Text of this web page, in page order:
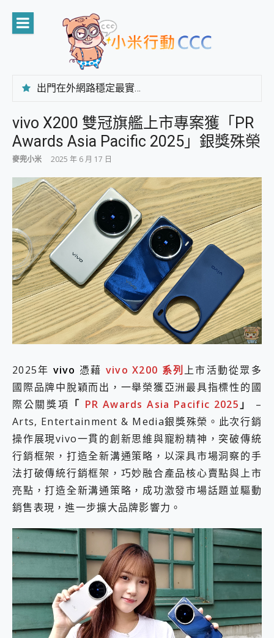
content
出門在外網路穩定最實在 「台灣大哥大」榮獲 4G/5G 在線率全球 NO.3 全台第一與全台六冠王實測心得，走到哪順到哪！
CP 值天花板~ Bongcom BS5 足球君開箱~ 短焦投影機 3千元就能擁有！ 折扣碼在這～
專為 PC上的 XBOX和掌機設計的 FireCuda X1070 SSD 固態硬碟開箱 評測
台灣製攝影機在這裡，100%全無線設計 SpotCam Solo Eco 太陽能防水雲端攝影機 SpotCam Solo 3 2.5K高畫質戶外攝影機 開箱 評測
防窺黑科技 Galaxy S26 Ultra系列保護貼怎麼選？imos AR 低反光玻璃、藍寶石鏡頭貼與軍規防摔殼完整開箱評價
AI 支付 一錶搞定大小事 Xiaomi Watch 5 開箱 評測
超驚艷 讓人一眼就愛上 LENOVO 聯想 Yoga Book 9 14吋 AI輕薄筆電 開箱 評測
美到讓人超想擁有 moto pad 60 系列 與 Moto | Swarovski razr 60 冰藍限定版本 開箱 評測
好用的 EaseUS Partition Master 讓您輕鬆的移除與格式化有防寫保護的隨身碟或SD卡
一鍵修復模糊影片、舊照的 AI 好幫手! VideoProc Converter AI 新版全解析 × 年末優惠，一篇全看懂
小朋友才做選擇 投影機 RGB藍牙音響 氛圍情境燈 我通通都要！ Starfish 2 幻彩膠囊投影機｜結合「 智慧投影 & 煥彩流動 」的沈浸式生活新體驗
外型超吸晴~ 給您絕佳操控體驗 GravaStar Mercury K1 系列 異星機械鍵盤與 Mercury X 系列 輕量無線電競滑鼠 開箱 評測
開箱~變身「蜘蛛人」椅子軍師！MSI MPG 491CQP QD-OLED 超寬曲面電競螢幕，多工辦公、爽度滿滿的終極桌面體驗
iPhone 17 系列 有認證的防護來囉！ imos 首家導入 UL MCV 行銷宣告驗證的手機配件品牌
DJI Osmo Pocket 3 爽爽帶回家 歡慶 EaseUS 21 週年到來，「Slogan 海報徵稿活動」好康大放送
小巧好吸不擋鏡頭 有Qi2認證的 ONPRO MagReact MXs2 5000mAh薄型磁吸無線急速行動電源 開箱 評測
會走動的冷暖氣 SONY REON POCKET PRO 穿戴式智慧冷暖調溫裝置 開箱 評測
百倍變焦實測~ vivo X200 Pro 與 S25 Ultra 誰能滿足全場景拍攝需求？
超好用的 PLAUD NotePin AI 智慧錄音膠囊~ 您的AI 秘書已上線 每月免費送你 300分鐘轉寫
COMPUTEX 2025 來囉！AGI亞奇雷 AI・Gaming・創作儲存方案登場，趕快來AGI亞奇雷挑戰任務抽 PS5！
自帶線的 有線無線都能充 ONPRO MagReact M5 10000mAh 5合1 磁吸無線急速行動電源 開箱 評測
飛利浦 JS7310 ⚡【電急便｜行動儲能救車電源】 可靠的旅行夥伴！帶給您優異的安全性與強大供電效能
是螢幕也是電視! 一機超多用途「MSI微星 Modern MD272UPSW 27型」 4K IPS 輕薄商用智慧聯網螢幕 開箱 評測
您的專屬AI 助手 Yoga Slim 7 Aura Edition 觸控AI筆電 開箱 評測
realme 14 Pro 超硬軍規、冰感變色實測，realme 14 5G 遊戲戰鬥值爆表，效能x娛樂全都要！
iPhone、Apple Watch、AirPods耳機 三個設備充電一起搞定 ONPRO MagReact™ M3 3 in 1可攜摺疊無線充電器 開箱 評測
動靜皆宜「HUAWEI FreeArc」開放式耳掛耳機，無感配戴! 超穩超服貼，音質、通話也很優質
好玩好拍 vivo V50 ~ 口袋裡的 Zeiss 潮流攝影棚!
給 MSI Claw 系列電競掌機 最完美的家 MSI Nest Docking Station 掌機專屬擴充底座 開箱 評測
B&O 精品級音響! Home+ 中嘉寬頻 SoundBox 劇院串流盒 開箱 評測
2億 APO蔡司長焦神機降臨~ vivo X200 Pro、vivo X200 就是這麼好拍
EaseUS Vocal Remover 免費線上去聲器一鍵去除人聲 人聲 音樂分離 2024 消除人聲推薦
3 個超值 MHN 飛人工具分享~~ iToolab AnyGo 魔物獵人 Now飛人 ios教學 不出門也可以到處走
Locawhere AnyTo 寶可夢飛人 AnyTo 不出門也可以飛遍全世界
小體積 40000mAh 超大容量 一次充5個設備 充好充滿 CUKTECH 酷態科 300W 微型充電站 開箱 評測
97.3% 恢復率，資料救援就是這麼簡單 EaseUS Data Recovery Wizard Free 18.0.0 業界最好的資料救援軟體
vivo X200 雙冠旗艦上市專案獲「PR
Awards Asia Pacific 2025」銀獎殊榮
麥兜小米 2025 年 6 月 17 日
2025年 vivo 憑藉 vivo X200 系列上市活動從眾多
國際品牌中脫穎而出，一舉榮獲亞洲最具指標性的國
際公關獎項 「 PR Awards Asia Pacific 2025 」
–
Arts, Entertainment & Media銀獎殊榮。此次行銷
操作展現vivo一貫的創新思維與寵粉精神，突破傳統
行銷框架，打造全新溝通策略，以深具市場洞察的手
法打破傳統行銷框架，巧妙融合產品核心賣點與上市
亮點，打造全新溝通策略，成功激發市場話題並驅動
銷售表現，進一步擴大品牌影響力。